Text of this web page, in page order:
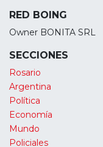
RED BOING
Owner BONITA SRL
SECCIONES
Rosario
Argentina
Política
Economía
Mundo
Policiales